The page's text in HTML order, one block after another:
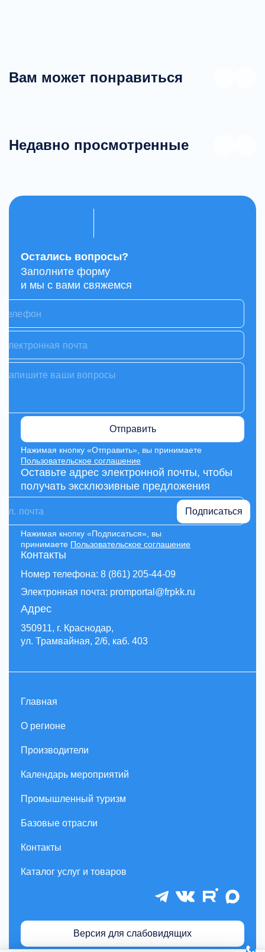
Вам может понравиться
Недавно просмотренные
Контакты
Номер телефона: 8 (861) 205-44-09
Электронная почта: promportal@frpkk.ru
Адрес
350911, г. Краснодар,
ул. Трамвайная, 2/6, каб. 403
Остались вопросы?
Заполните форму
и мы с вами свяжемся
Отправить
Нажимая кнопку «Отправить», вы принимаете
Пользовательское соглашение
Оставьте адрес электронной почты, чтобы
получать эксклюзивные предложения
Подписаться
Нажимая кнопку «Подписаться», вы
принимаете Пользовательское соглашение
Главная
О регионе
Производители
Календарь мероприятий
Промышленный туризм
Базовые отрасли
Контакты
Каталог услуг и товаров
Версия для слабовидящих